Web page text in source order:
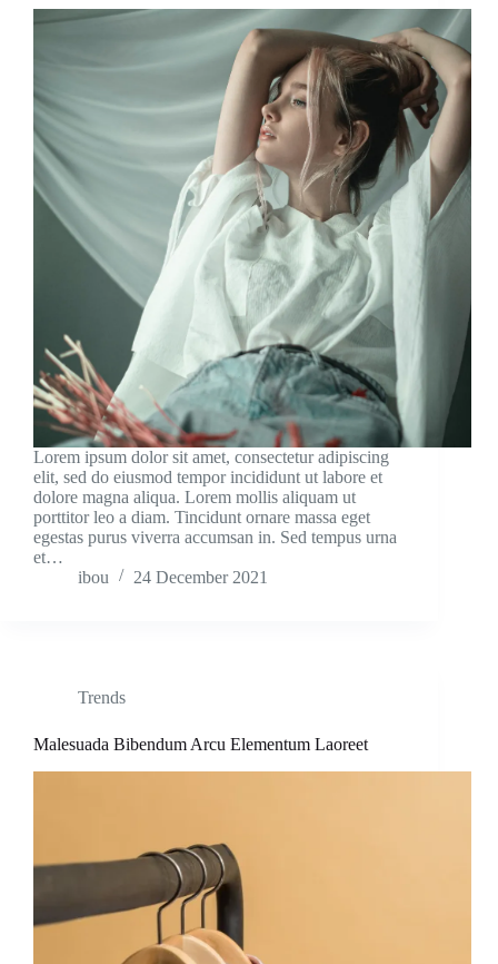
Lorem ipsum dolor sit amet, consectetur adipiscing
elit, sed do eiusmod tempor incididunt ut labore et
dolore magna aliqua. Lorem mollis aliquam ut
porttitor leo a diam. Tincidunt ornare massa eget
egestas purus viverra accumsan in. Sed tempus urna
et…
ibou
24 December 2021
Trends
Malesuada Bibendum Arcu Elementum Laoreet